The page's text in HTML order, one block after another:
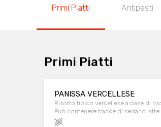
Primi Piatti Antipasti
Primi Piatti
PANISSA VERCELLESE
Risotto tipico vercellese a base di
Può contenere tracce di sedano